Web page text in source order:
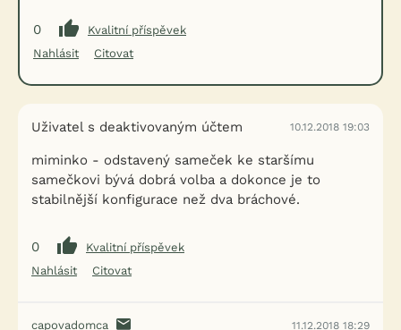
0
Kvalitní příspěvek
Nahlásit
Citovat
Uživatel s deaktivovaným účtem 10.12.2018 19:03
miminko - odstavený sameček ke staršímu
samečkovi bývá dobrá volba a dokonce je to
stabilnější konfigurace než dva bráchové.
0
Kvalitní příspěvek
Nahlásit
Citovat
capovadomca 11.12.2018 18:29